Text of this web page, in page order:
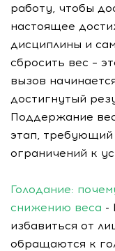
работу, чтобы
настоящее
дисциплины и
сбросить вес –
вызов
достигнутый
Поддержание
этап,
ограничений к
Голодание:
снижению веса -
избавиться от
обращаются к